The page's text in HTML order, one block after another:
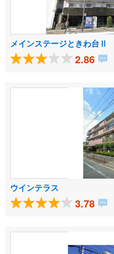
メインステージときわ台Ⅱ
2.86
ウインテラス
3.78